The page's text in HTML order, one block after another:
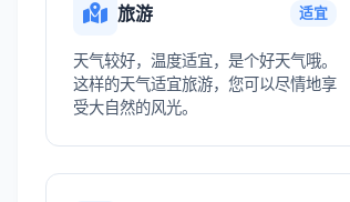
旅游 适宜
天气较好，温度适宜，是个好天气哦。
这样的天气适宜旅游，您可以尽情地享
受大自然的风光。